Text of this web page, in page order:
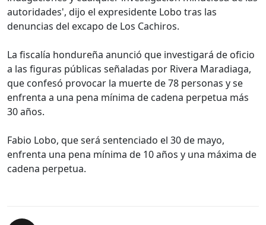
autoridades', dijo el expresidente Lobo tras las
denuncias del excapo de Los Cachiros.
La fiscalía hondureña anunció que investigará de oficio
a las figuras públicas señaladas por Rivera Maradiaga,
que confesó provocar la muerte de 78 personas y se
enfrenta a una pena mínima de cadena perpetua más
30 años.
Fabio Lobo, que será sentenciado el 30 de mayo,
enfrenta una pena mínima de 10 años y una máxima de
cadena perpetua.